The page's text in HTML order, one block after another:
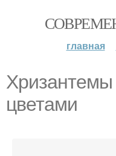
главная
цветами